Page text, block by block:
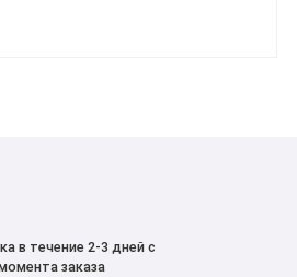
в течение 2-3 дней с
заказа